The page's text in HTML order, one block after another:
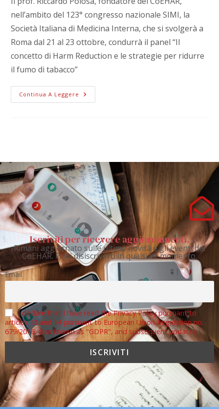
nell’ambito del 123° congresso nazionale SIMI, la
Società Italiana di Medicina Interna, che si svolgerà a
Roma dal 21 al 23 ottobre, condurrà il panel “Il
concetto di Harm Reduction e le strategie per ridurre
il fumo di tabacco”
Continua A Leggere
Iscriviti per ricevere aggiornamenti.
Rimani aggiornato sulle ultime novità e gli eventi del
CoEHAR. Puoi disiscriverti in qualsiasi momento.
Email
I declare that I have read the Privacy Policy pursuant to
articles 13 and 14 pursuant to European Union Regulation no.
679/2016, also known as "GDPR", and subsequent updates.